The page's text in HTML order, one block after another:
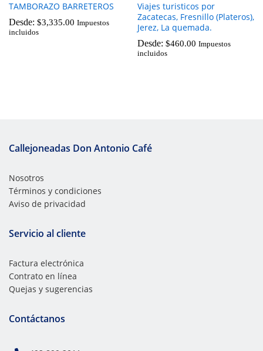
TAMBORAZO BARRETEROS
Desde: $3,335.00 Impuestos
incluidos
Viajes turisticos por
Zacatecas, Fresnillo (Plateros),
Jerez, La quemada.
Desde: $460.00 Impuestos
incluidos
Callejoneadas Don Antonio Café
Nosotros
Términos y condiciones
Aviso de privacidad
Servicio al cliente
Factura electrónica
Contrato en línea
Quejas y sugerencias
Contáctanos